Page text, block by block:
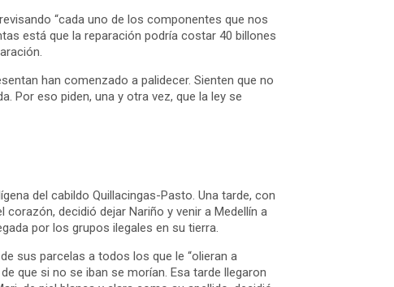
“cada uno de los componentes que nos
está que la reparación podría costar 40 billones
han comenzado a palidecer. Sienten que no
Por eso piden, una y otra vez, que la ley se
del cabildo Quillacingas-Pasto. Una tarde, con
corazón, decidió dejar Nariño y venir a Medellín a
por los grupos ilegales en su tierra.
sus parcelas a todos los que le “olieran a
que si no se iban se morían. Esa tarde llegaron